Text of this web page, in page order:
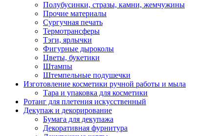
Полубусинки, стразы, камни, жемчужины
Прочие материалы
Сургучная печать
Термотрансферы
Тэги, ярлычки
Фигурные дыроколы
Цветы, букетики
Штампы
Штемпельные подушечки
Изготовление косметики ручной работы и мыла
Тара и упаковка для косметики
Ротанг для плетения искусственный
Декупаж и декорирование
Бумага для декупажа
Декоративная фурнитура